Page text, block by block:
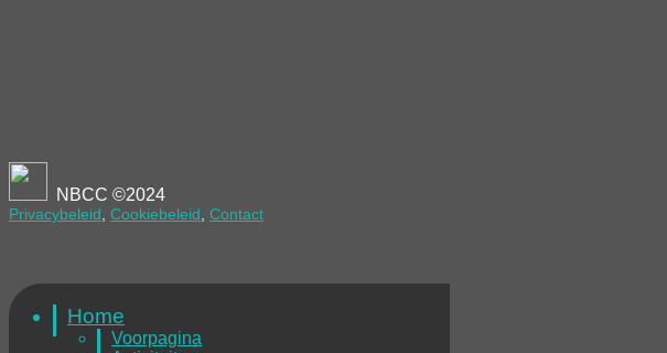
NBCC ©2024
Privacybeleid Cookiebeleid Contact
Home
Voorpagina